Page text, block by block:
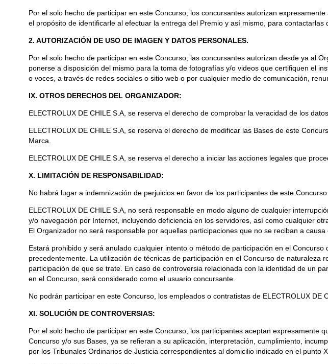
Por el solo hecho de participar en este Concurso, los concursantes autorizan
el propósito de identificarle al efectuar la entrega del Premio y así mismo, para
2. AUTORIZACIÓN DE USO DE IMAGEN Y DATOS PERSONALES.
Por el solo hecho de participar en este Concurso, las concursantes autorizan desde ya al
ponerse a disposición del mismo para la toma de fotografías y/o videos que certifiquen el
o voces, a través de redes sociales o sitio web o por cualquier medio de comunicación,
IX. OTROS DERECHOS DEL ORGANIZADOR:
ELECTROLUX DE CHILE S.A, se reserva el derecho de comprobar la veracidad de los
ELECTROLUX DE CHILE S.A, se reserva el derecho de modificar las Bases de este
Marca.
ELECTROLUX DE CHILE S.A, se reserva el derecho a iniciar las acciones legales que
X. LIMITACIÓN DE RESPONSABILIDAD:
No habrá lugar a indemnización de perjuicios en favor de los participantes de este
ELECTROLUX DE CHILE S.A, no será responsable en modo alguno de cualquier
y/o navegación por Internet, incluyendo deficiencia en los servidores, así como cualquier
El Organizador no será responsable por aquellas participaciones que no se reciban a
Estará prohibido y será anulado cualquier intento o método de participación en el
precedentemente. La utilización de técnicas de participación en el Concurso de
participación de que se trate. En caso de controversia relacionada con la identidad de un
en el Concurso, será considerado como el usuario concursante.
No podrán participar en este Concurso, los empleados o contratistas de ELECTROLUX DE
XI. SOLUCIÓN DE CONTROVERSIAS:
Por el solo hecho de participar en este Concurso, los participantes aceptan
Concurso y/o sus Bases, ya se refieran a su aplicación, interpretación, cumplimiento,
por los Tribunales Ordinarios de Justicia correspondientes al domicilio indicado en el punto